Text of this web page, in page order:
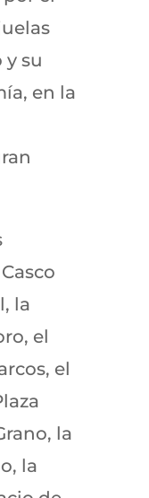
y su
en la
la
el
el
la
la